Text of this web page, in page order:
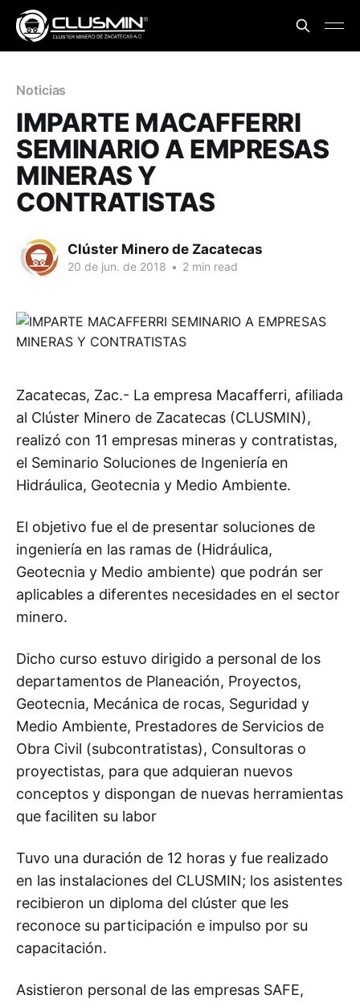
Noticias
IMPARTE MACAFFERRI
SEMINARIO A EMPRESAS
MINERAS Y
CONTRATISTAS
Clúster Minero de Zacatecas
20 de jun. de 2018 • 2 min read
Zacatecas, Zac.- La empresa Macafferri, afiliada
al Clúster Minero de Zacatecas (CLUSMIN),
realizó con 11 empresas mineras y contratistas,
el Seminario Soluciones de Ingeniería en
Hidráulica, Geotecnia y Medio Ambiente.
El objetivo fue el de presentar soluciones de
ingeniería en las ramas de (Hidráulica,
Geotecnia y Medio ambiente) que podrán ser
aplicables a diferentes necesidades en el sector
minero.
Dicho curso estuvo dirigido a personal de los
departamentos de Planeación, Proyectos,
Geotecnia, Mecánica de rocas, Seguridad y
Medio Ambiente, Prestadores de Servicios de
Obra Civil (subcontratistas), Consultoras o
proyectistas, para que adquieran nuevos
conceptos y dispongan de nuevas herramientas
que faciliten su labor
Tuvo una duración de 12 horas y fue realizado
en las instalaciones del CLUSMIN; los asistentes
recibieron un diploma del clúster que les
reconoce su participación e impulso por su
capacitación.
Asistieron personal de las empresas SAFE,